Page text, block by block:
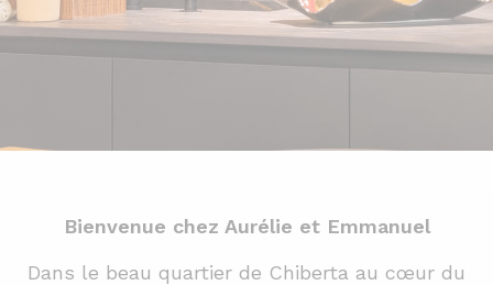
Bienvenue chez Aurélie et Emmanuel
Dans le beau quartier de Chiberta au cœur du